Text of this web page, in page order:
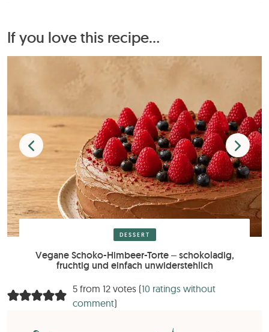
If you love this recipe...
DESSERT
Vegane Schoko-Himbeer-Torte – schokoladig,
fruchtig und einfach unwiderstehlich
5 from 12 votes (10 ratings without
comment)